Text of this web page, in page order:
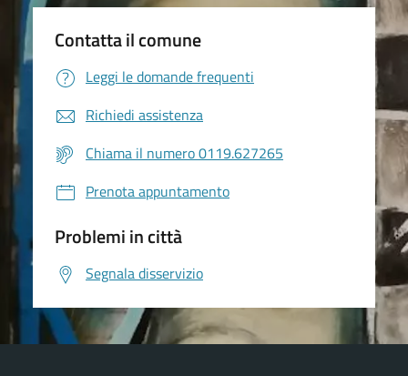
Contatta il comune
Leggi le domande frequenti
Richiedi assistenza
Chiama il numero 0119.627265
Prenota appuntamento
Problemi in città
Segnala disservizio